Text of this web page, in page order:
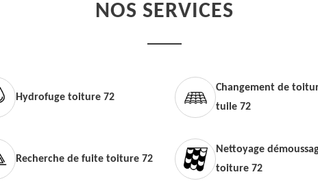
NOS SERVICES
Hydrofuge toiture 72
Changement de
tuile 72
Recherche de fuite toiture 72
Nettoyage
toiture 72